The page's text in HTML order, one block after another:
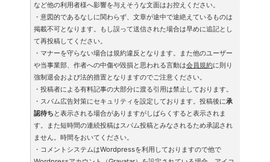
など他の利用者様へ影響を与えそうな文面はお控えください。
・意図的であるなしに関わらず、文章が途中で途絶えているものは
掲載不可となります。もし誤って送信された場合は早めに追記とし
て再投稿してください。
・マナーを守らない場合は規約違反となります。また他のユーザー
や当事業部、作者への中傷や毀損と思われる言動は会員規約に則り
強制退会および法的措置となりますのでご注意ください。
・投稿者による有料記事の大部分に渡る引用は禁止しております。
・スパム広告対策にセキュリティを設定しております。投稿後に承
認待ち と表示される場合がありますがしばらくすると表示されま
す。また短時間の連続投稿はスパム投稿とみなされるため承認され
ません。時間をおいてください。
・コメントシステムはWordpressを利用しておりますので他で